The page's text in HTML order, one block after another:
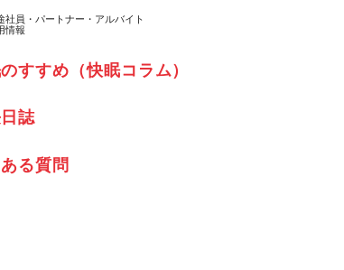
社員・パートナー・アルバイト
情報
すすめ（快眠コラム）
誌
る質問